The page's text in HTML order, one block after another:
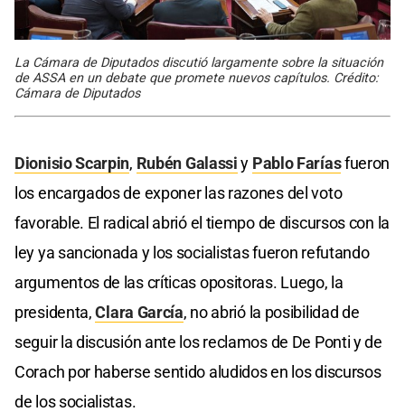
La Cámara de Diputados discutió largamente sobre la situación
de ASSA en un debate que promete nuevos capítulos. Crédito:
Cámara de Diputados
Dionisio Scarpin, Rubén Galassiy Pablo Faríasfueron
los encargados de exponer las razones del voto
favorable. El radical abrió el tiempo de discursos con la
ley ya sancionada y los socialistas fueron refutando
argumentos de las críticas opositoras. Luego, la
presidenta,Clara García, no abrió la posibilidad de
seguir la discusión ante los reclamos de De Ponti y de
Corach por haberse sentido aludidos en los discursos
de los socialistas.